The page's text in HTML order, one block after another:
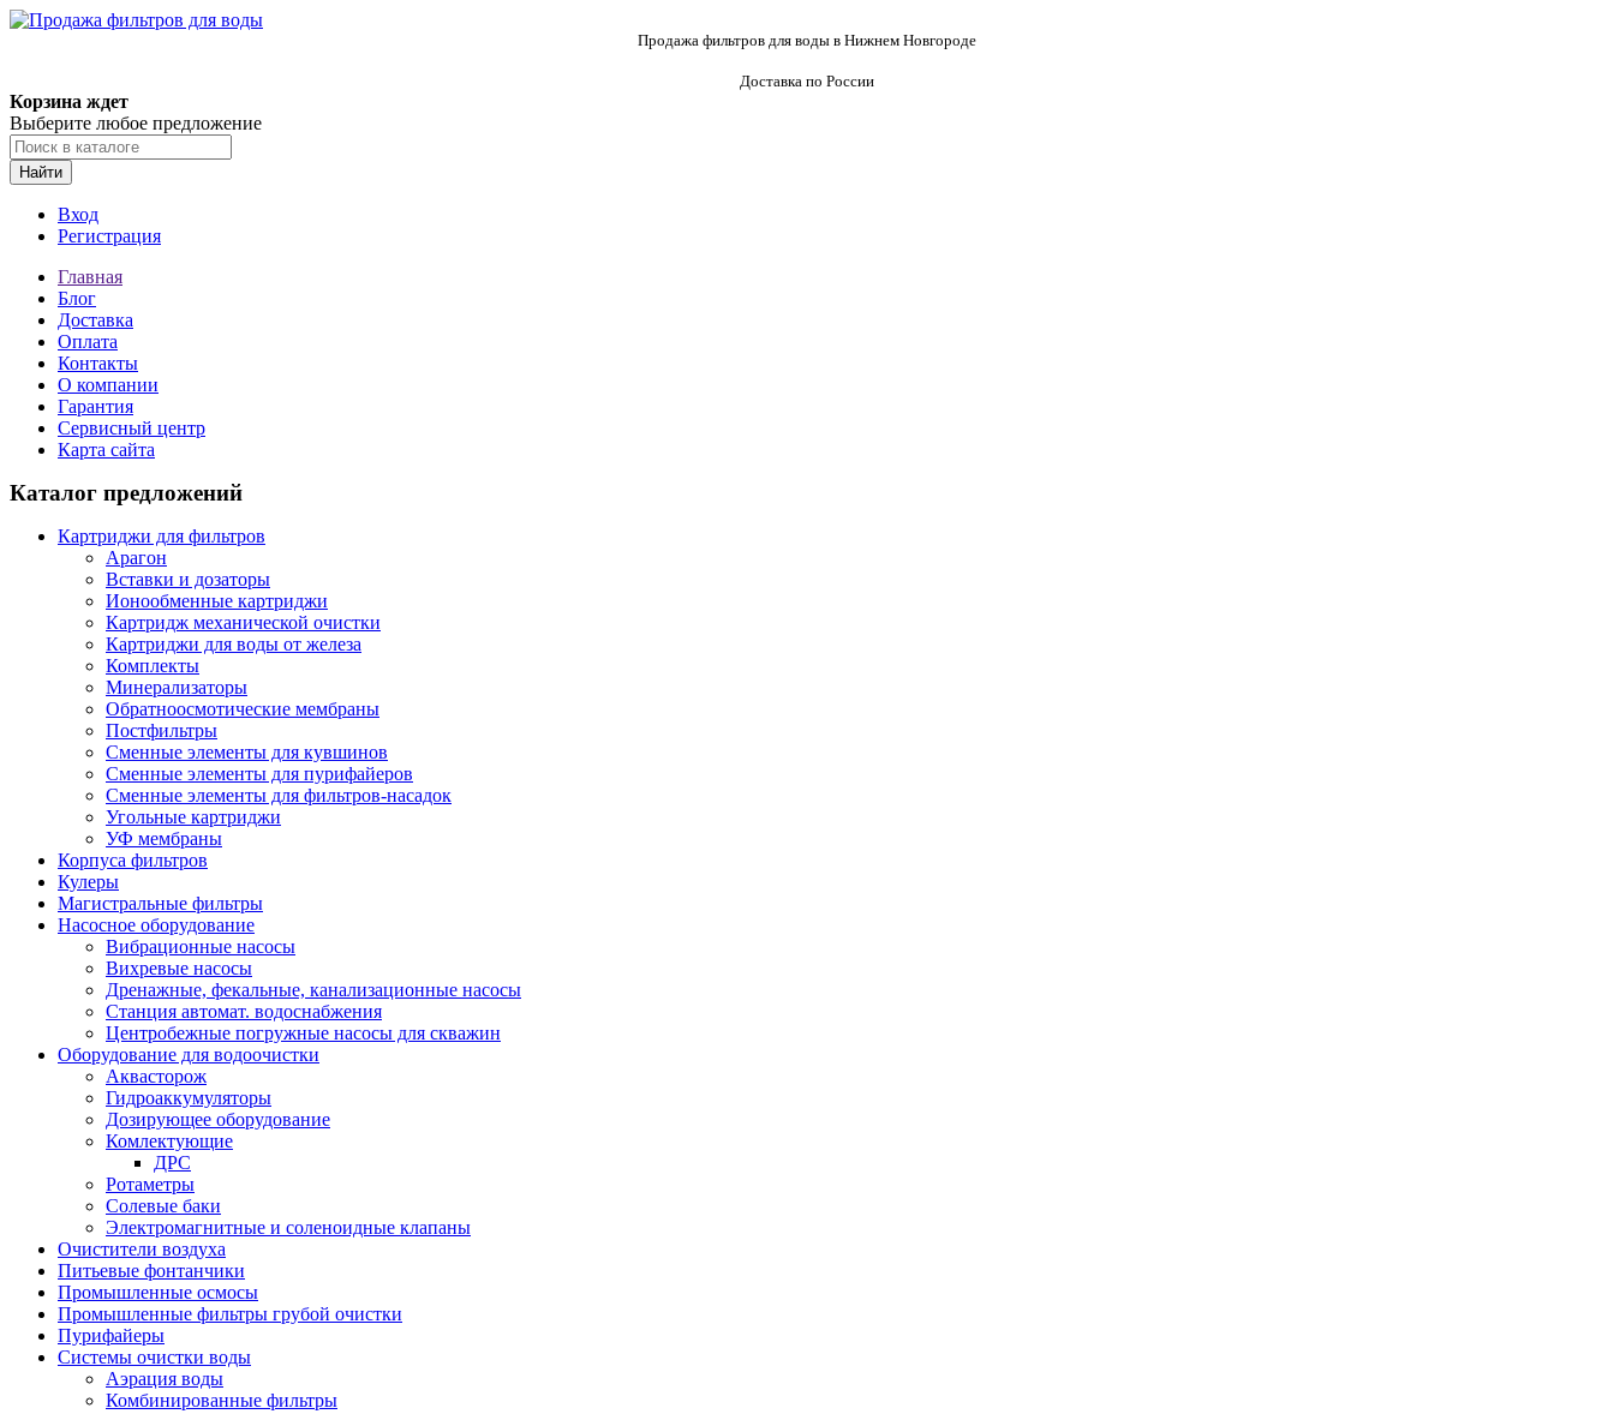
Продажа фильтров для воды в Нижнем Новгороде
Доставка по России
Корзина ждет
Выберите любое предложение
Найти
Вход
Регистрация
Главная
Блог
Доставка
Оплата
Контакты
О компании
Гарантия
Сервисный центр
Карта сайта
Каталог предложений
Картриджи для фильтров
Арагон
Вставки и дозаторы
Ионообменные картриджи
Картридж механической очистки
Картриджи для воды от железа
Комплекты
Минерализаторы
Обратноосмотические мембраны
Постфильтры
Сменные элементы для кувшинов
Сменные элементы для пурифайеров
Сменные элементы для фильтров-насадок
Угольные картриджи
УФ мембраны
Корпуса фильтров
Кулеры
Магистральные фильтры
Насосное оборудование
Вибрационные насосы
Вихревые насосы
Дренажные, фекальные, канализационные насосы
Станция автомат. водоснабжения
Центробежные погружные насосы для скважин
Оборудование для водоочистки
Аквасторож
Гидроаккумуляторы
Дозирующее оборудование
Комлектующие
ДРС
Ротаметры
Солевые баки
Электромагнитные и соленоидные клапаны
Очистители воздуха
Питьевые фонтанчики
Промышленные осмосы
Промышленные фильтры грубой очистки
Пурифайеры
Системы очистки воды
Аэрация воды
Комбинированные фильтры